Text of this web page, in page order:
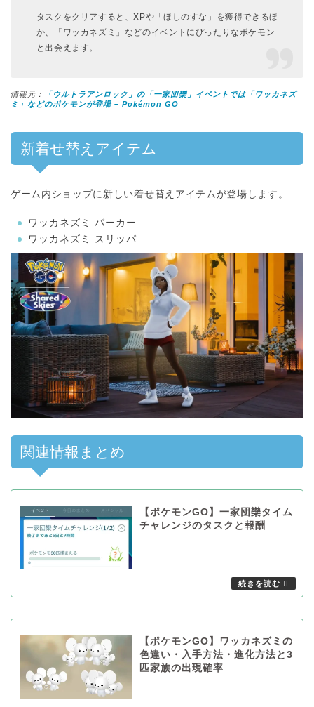
タスクをクリアすると、XPや「ほしのすな」を獲得できるほ
か、「ワッカネズミ」などのイベントにぴったりなポケモン
と出会えます。
情報元：
「ウルトラアンロック」の「一家団欒」イベントでは「ワッカネズ
ミ」などのポケモンが登場 – Pokémon GO
新着せ替えアイテム
ゲーム内ショップに新しい着せ替えアイテムが登場します。
ワッカネズミ パーカー
ワッカネズミ スリッパ
関連情報まとめ
【ポケモンGO】一家団欒タイム
チャレンジのタスクと報酬
【ポケモンGO】ワッカネズミの
色違い・入手方法・進化方法と3
匹家族の出現確率